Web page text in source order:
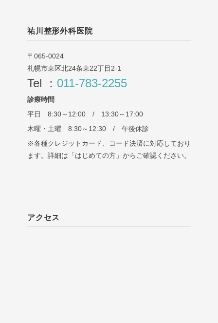
祐川整形外科医院
〒065-0024
札幌市東区北24条東22丁目2-1
Tel ： 011-783-2255
診療時間
平日 8:30～12:00 / 13:30～17:00
木曜・土曜 8:30～12:30 / 午後休診
※各種クレジットカード、コード決済に対応しており
ます。詳細は「はじめての方」からご確認ください。
アクセス